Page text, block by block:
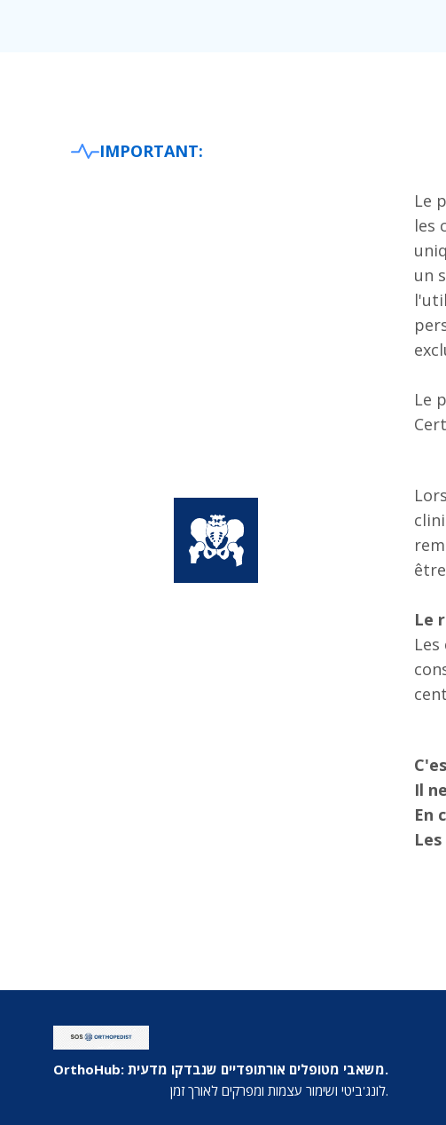
IMPORTANT:
Le
les
un
Le
Le
Il
En
OrthoHub: משאבי מטופלים אורתופדיים שנבדקו מדעית.
לונג'ביטי ושימור עצמות ומפרקים לאורך זמן.